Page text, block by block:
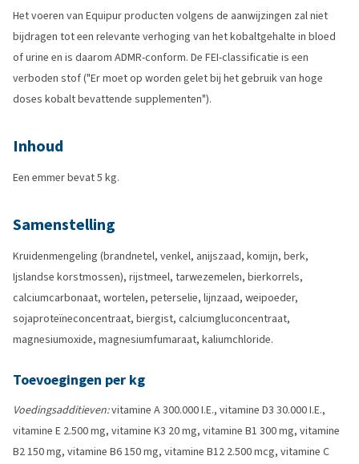
Het voeren van Equipur producten volgens de aanwijzingen zal niet
bijdragen tot een relevante verhoging van het kobaltgehalte in bloed
of urine en is daarom ADMR-conform. De FEI-classificatie is een
verboden stof ("Er moet op worden gelet bij het gebruik van hoge
doses kobalt bevattende supplementen").
Inhoud
Een emmer bevat 5 kg.
Samenstelling
Kruidenmengeling (brandnetel, venkel, anijszaad, komijn, berk,
Ijslandse korstmossen), rijstmeel, tarwezemelen, bierkorrels,
calciumcarbonaat, wortelen, peterselie, lijnzaad, weipoeder,
sojaproteïneconcentraat, biergist, calciumgluconcentraat,
magnesiumoxide, magnesiumfumaraat, kaliumchloride.
Toevoegingen per kg
Voedingsadditieven:vitamine A 300.000 I.E., vitamine D3 30.000 I.E.,
vitamine E 2.500 mg, vitamine K3 20 mg, vitamine B1 300 mg, vitamine
B2 150 mg, vitamine B6 150 mg, vitamine B12 2.500 mcg, vitamine C